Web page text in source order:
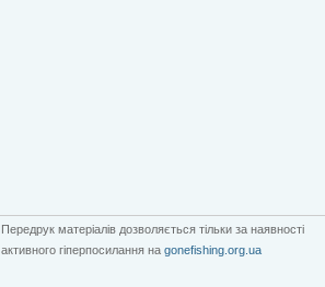
Передрук матеріалів дозволяється тільки за наявності
активного гіперпосилання на gonefishing.org.ua